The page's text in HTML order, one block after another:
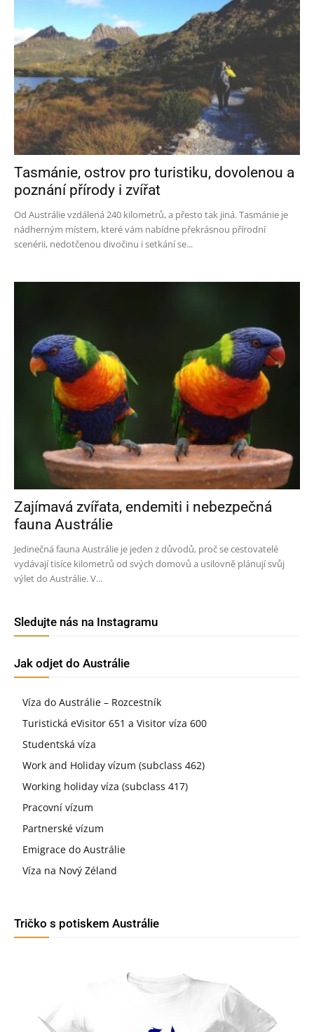
Tasmánie, ostrov pro turistiku, dovolenou a
poznání přírody i zvířat
Od Austrálie vzdálená 240 kilometrů, a přesto tak jiná. Tasmánie je
nádherným místem, které vám nabídne překrásnou přírodní
scenérii, nedotčenou divočinu i setkání se...
Zajímavá zvířata, endemiti i nebezpečná
fauna Austrálie
Jedinečná fauna Austrálie je jeden z důvodů, proč se cestovatelé
vydávají tisíce kilometrů od svých domovů a usilovně plánují svůj
výlet do Austrálie. V...
Sledujte nás na Instagramu
Jak odjet do Austrálie
Víza do Austrálie – Rozcestník
Turistická eVisitor 651 a Visitor víza 600
Studentská víza
Work and Holiday vízum (subclass 462)
Working holiday víza (subclass 417)
Pracovní vízum
Partnerské vízum
Emigrace do Austrálie
Víza na Nový Zéland
Tričko s potiskem Austrálie